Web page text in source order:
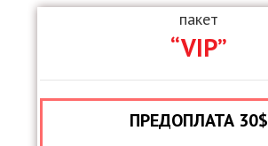
пакет
“VIP”
ПРЕДОПЛАТА 30$